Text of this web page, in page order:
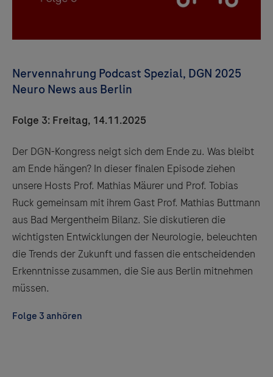
Nervennahrung Podcast Spezial, DGN 2025
Neuro News aus Berlin
Folge 3: Freitag, 14.11.2025
Der DGN-Kongress neigt sich dem Ende zu. Was bleibt
am Ende hängen? In dieser finalen Episode ziehen
unsere Hosts Prof. Mathias Mäurer und Prof. Tobias
Ruck gemeinsam mit ihrem Gast Prof. Mathias Buttmann
aus Bad Mergentheim Bilanz. Sie diskutieren die
wichtigsten Entwicklungen der Neurologie, beleuchten
die Trends der Zukunft und fassen die entscheidenden
Erkenntnisse zusammen, die Sie aus Berlin mitnehmen
müssen.
Folge 3 anhören